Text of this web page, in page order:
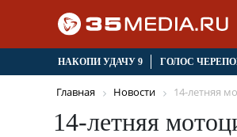
НАКОПИ УДАЧУ 9 ГОЛОС
Главная Новости 14-летняя
14-летняя